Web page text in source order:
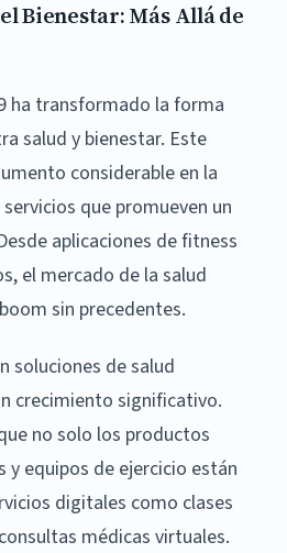
Bienestar: Más Allá de
ha transformado la forma
salud y bienestar. Este
considerable en la
que promueven un
aplicaciones de fitness
el mercado de la salud
sin precedentes.
soluciones de salud
crecimiento significativo.
no solo los productos
equipos de ejercicio están
digitales como clases
médicas virtuales.